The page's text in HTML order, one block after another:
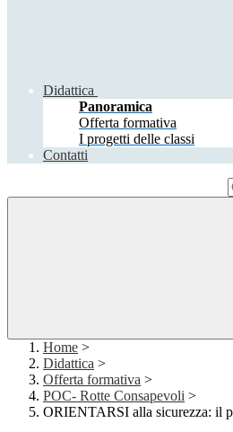
Didattica
Panoramica
Offerta formativa
I progetti delle classi
Contatti
Home >
Didattica >
Offerta formativa >
POC- Rotte Consapevoli >
ORIENTARSI alla sicurezza: il